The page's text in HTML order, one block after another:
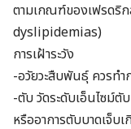
ตามเกณฑ์ของเฟรดริ
dyslipidemias)
การเฝ้าระวัง
-อวัยวะสืบพันธุ์ ควรทำ
-ตับ วัดระดับเอ็นไซม์
หรืออาการตับบาดเจ็บ